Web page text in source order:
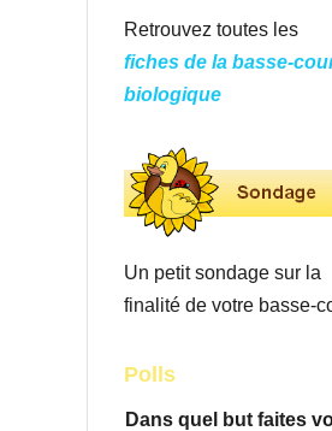
Retrouvez toutes les
fiches de la basse-
biologique
Un petit sondage sur la
finalité de votre basse-
Polls
Dans quel but faites